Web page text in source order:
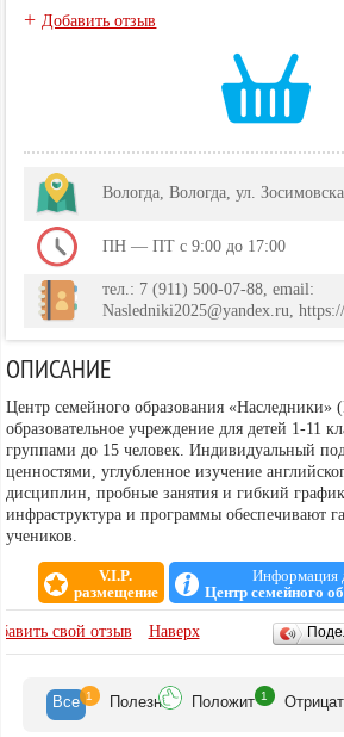
+Добавить отзыв
Вологда, Вологда, ул.
ПН — ПТ c 9:00 до 17:00
тел.: 7 (911) 500-07-88, email:
Nasledniki2025@yandex.ru,
ОПИСАНИЕ
Центр семейного образования «Наследники»
образовательное учреждение для детей 1-11
группами до 15 человек. Индивидуальный
ценностями, углубленное изучение
дисциплин, пробные занятия и гибкий
инфраструктура и программы обеспечивают
учеников.
V.I.P.
размещение
Информация
Центр семейного
ОТЗЫВЫсвой отзыв Наверх
Все 1 Полезн Положит 1 Отрицат